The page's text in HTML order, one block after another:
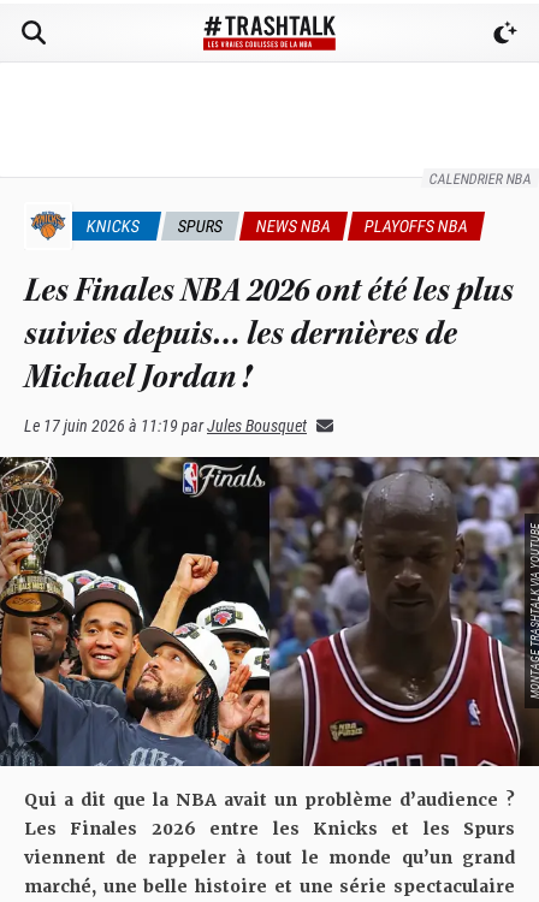
CALENDRIER NBA
KNICKS SPURS NEWS NBA PLAYOFFS NBA
Les Finales NBA 2026 ont été les plus
suivies depuis… les dernières de
Michael Jordan !
Le 17 juin 2026 à 11:19parJules Bousquet
MONTAGE
Qui a dit que la NBA avait un problème d’audience ?
Les Finales 2026 entre les Knicks et les Spurs
viennent de rappeler à tout le monde qu’un grand
marché, une belle histoire et une série spectaculaire